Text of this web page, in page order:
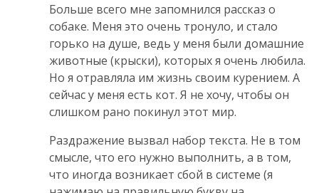
Больше всего мне запомнился рассказ о
собаке. Меня это очень тронуло, и стало
горько на душе, ведь у меня были домашние
животные (крыски), которых я очень любила.
Но я отравляла им жизнь своим курением. А
сейчас у меня есть кот. Я не хочу, чтобы он
слишком рано покинул этот мир.
Раздражение вызвал набор текста. Не в том
смысле, что его нужно выполнить, а в том,
что иногда возникает сбой в системе (я